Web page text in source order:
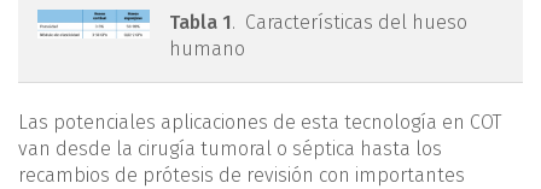
mact.1301.fs2105005-
tabla1.png
Tabla 1. Características del hueso
humano
Las potenciales aplicaciones de esta tecnología en COT
van desde la cirugía tumoral o séptica hasta los
recambios de prótesis de revisión con importantes